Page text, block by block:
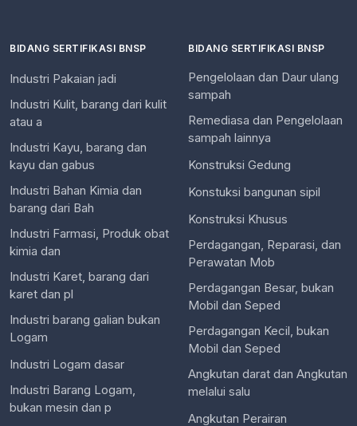
BIDANG SERTIFIKASI BNSP
Industri Pakaian jadi
Industri Kulit, barang dari kulit
atau a
Industri Kayu, barang dan
kayu dan gabus
Industri Bahan Kimia dan
barang dari Bah
Industri Farmasi, Produk obat
kimia dan
Industri Karet, barang dari
karet dan pl
Industri barang galian bukan
Logam
Industri Logam dasar
Industri Barang Logam,
bukan mesin dan p
BIDANG SERTIFIKASI BNSP
Pengelolaan dan Daur ulang
sampah
Remediasa dan Pengelolaan
sampah lainnya
Konstruksi Gedung
Konstuksi bangunan sipil
Konstruksi Khusus
Perdagangan, Reparasi, dan
Perawatan Mob
Perdagangan Besar, bukan
Mobil dan Seped
Perdagangan Kecil, bukan
Mobil dan Seped
Angkutan darat dan Angkutan
melalui salu
Angkutan Perairan